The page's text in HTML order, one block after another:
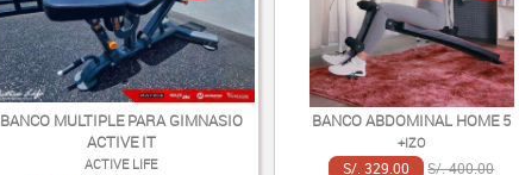
BANCO MULTIPLE PARA GIMNASIO
ACTIVE IT
ACTIVE LIFE
BANCO ABDOMINAL HOME 5
+IZO
S/. 329.00 S/. 400.00